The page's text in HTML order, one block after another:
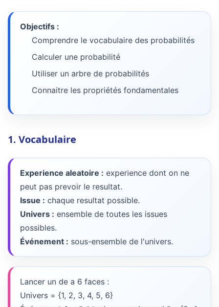
Objectifs :
Comprendre le vocabulaire des probabilités
Calculer une probabilité
Utiliser un arbre de probabilités
Connaitre les propriétés fondamentales
1. Vocabulaire
Experience aleatoire : experience dont on ne
peut pas prevoir le resultat.
Issue : chaque resultat possible.
Univers : ensemble de toutes les issues
possibles.
Événement : sous-ensemble de l'univers.
Lancer un de a 6 faces :
Univers = {1, 2, 3, 4, 5, 6}